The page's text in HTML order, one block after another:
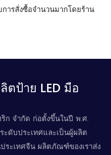
การสั่งซื้อจำนวนมากโดยร้าน
ตป้าย LED มือ
ก จำกัด ก่อตั้งขึ้นในปี พ.ศ.
ะดับประเทศและเป็นผู้ผลิต
ระเทศจีน ผลิตภัณฑ์ของเราส่ง